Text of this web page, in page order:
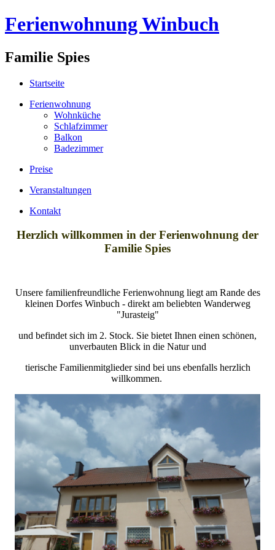
Ferienwohnung Winbuch
Familie Spies
Startseite
Ferienwohnung
Wohnküche
Schlafzimmer
Balkon
Badezimmer
Preise
Veranstaltungen
Kontakt
Herzlich willkommen in der Ferienwohnung der
Familie Spies
Unsere familienfreundliche Ferienwohnung liegt am Rande des
kleinen Dorfes Winbuch - direkt am beliebten Wanderweg
"Jurasteig"
und befindet sich im 2. Stock. Sie bietet Ihnen einen schönen,
unverbauten Blick in die Natur und
tierische Familienmitglieder sind bei uns ebenfalls herzlich
willkommen.